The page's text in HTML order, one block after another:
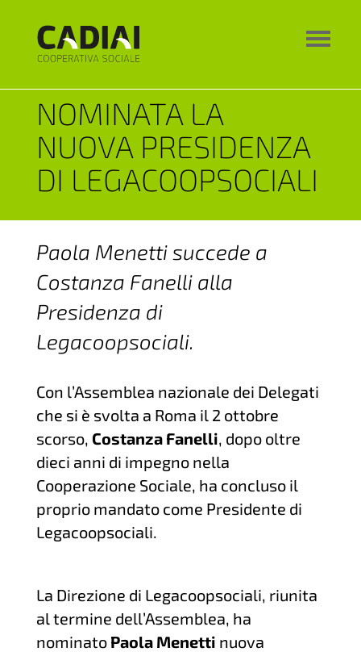
NOMINATA LA
NUOVA PRESIDENZA
DI LEGACOOPSOCIALI
Paola Menetti succede a
Costanza Fanelli alla
Presidenza di
Legacoopsociali.
Con l’Assemblea nazionale dei Delegati
che si è svolta a Roma il 2 ottobre
scorso, Costanza Fanelli, dopo oltre
dieci anni di impegno nella
Cooperazione Sociale, ha concluso il
proprio mandato come Presidente di
Legacoopsociali.
La Direzione di Legacoopsociali, riunita
al termine dell’Assemblea, ha
nominato Paola Menetti nuova